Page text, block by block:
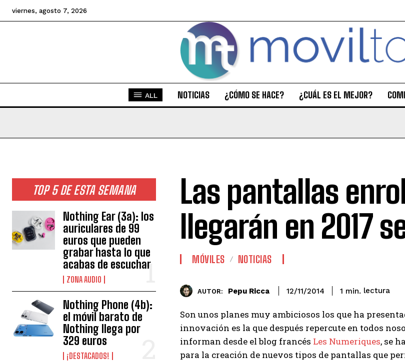
viernes, agosto 7, 2026
ALL NOTICIAS ¿CÓMO SE HACE? ¿CUÁL ES EL MEJOR?
TOP 5 DE ESTA SEMANA
Nothing Ear (3a): los
auriculares de 99
euros que pueden
grabar hasta lo que
acabas de escuchar
ZONA AUDIO
Nothing Phone (4b):
el móvil barato de
Nothing llega por
329 euros
¡DESTACADOS!
Las pantallas
llegarán en 2017
MÓVILES NOTICIAS
AUTOR: Pepu Ricca 12/11/2014 1 min. lectura
Son unos planes muy ambiciosos los que ha
innovación es la que después repercute en todos
informan desde el blog francés Les Numeriques, se
para la creación de nuevos tipos de pantallas que